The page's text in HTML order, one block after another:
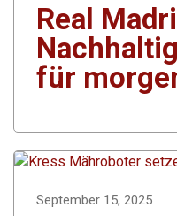
Real
für
September 15, 2025